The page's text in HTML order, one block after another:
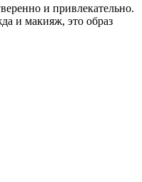
и привлекательно.
и макияж, это образ